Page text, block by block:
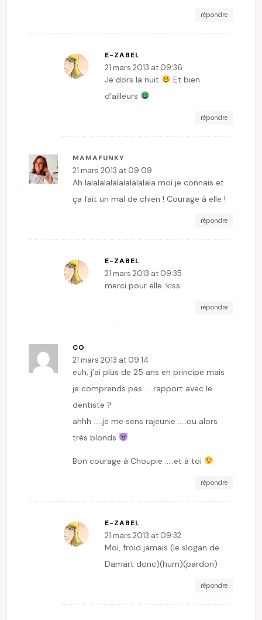
répondre
E-ZABEL
21 mars 2013 at 09:36
Je dors la nuit
Et bien
d’ailleurs
répondre
MAMAFUNKY
21 mars 2013 at 09:09
Ah lalalalalalalalalalala moi je connais et
ça fait un mal de chien ! Courage à elle !
répondre
E-ZABEL
21 mars 2013 at 09:35
merci pour elle :kiss:
répondre
CO
21 mars 2013 at 09:14
euh, j’ai plus de 25 ans en principe mais
je comprends pas …..rapport avec le
dentiste ?
ahhh …..je me sens rajeunie …..ou alors
très blonds
Bon courage à Choupie …..et à toi
répondre
E-ZABEL
21 mars 2013 at 09:32
Moi, froid jamais (le slogan de
Damart donc)(hum)(pardon)
répondre